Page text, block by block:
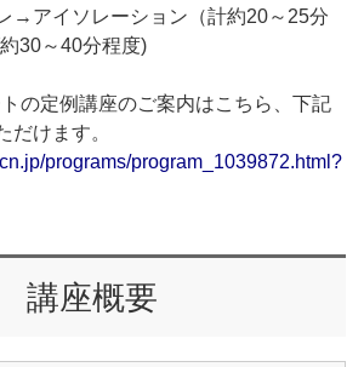
→アイソレーション（計約20～25分
30～40分程度)
の定例講座のご案内はこちら、下記
だけます。
programs/program_1039872.html?
講座概要